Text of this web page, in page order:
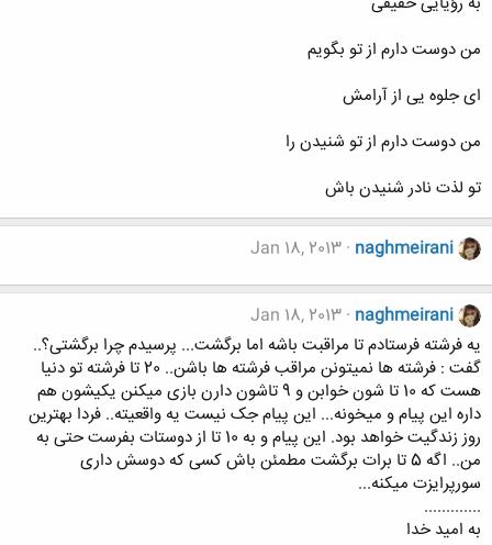
من دوست دارم از تو بگویم
ای جلوه یی از آرامش
من دوست دارم از تو شنیدن را
تو لذت نادر شنیدن باش
naghmeirani
Jan 18, 2013
naghmeirani
Jan 18, 2013
یه فرشته فرستادم تا مراقبت باشه اما برگشت... پرسیدم چرا برگشتی؟..
گفت : فرشته ها نمیتونن مراقب فرشته ها باشن.. 20 تا فرشته تو دنیا
هست که 10 تا شون خوابن و 9 تاشون دارن بازی میکنن یکیشون هم
داره این پیام و میخونه... این پیام جک نیست یه واقعیته.. فردا بهترین
روز زندگیت خواهد بود. این پیام و به 10 تا از دوستات بفرست حتی به
من.. اگه 5 تا برات برگشت مطمئن باش کسی که دوسش داری
سورپرایزت میکنه...
.............
به امید خدا